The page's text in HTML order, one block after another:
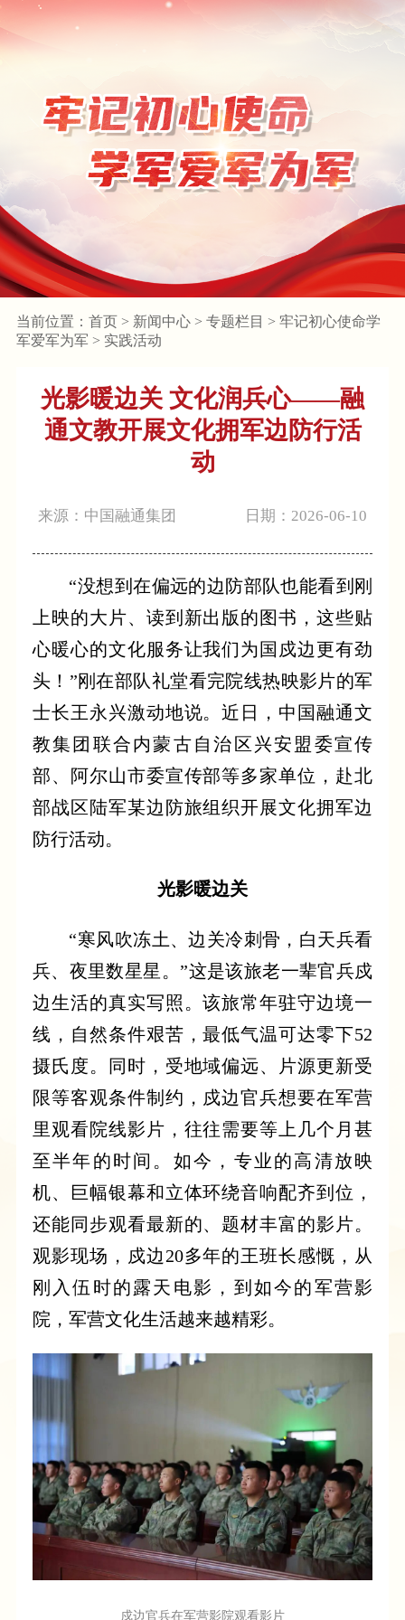
当前位置： 首页> 新闻中心> 专题栏目 > 牢记初心使命学
军爱军为军 > 实践活动
光影暖边关 文化润兵心——融
通文教开展文化拥军边防行活
动
来源：中国融通集团 日期：2026-06-10
“没想到在偏远的边防部队也能看到刚
上映的大片、读到新出版的图书，这些贴
心暖心的文化服务让我们为国戍边更有劲
头！”刚在部队礼堂看完院线热映影片的军
士长王永兴激动地说。近日，中国融通文
教集团联合内蒙古自治区兴安盟委宣传
部、阿尔山市委宣传部等多家单位，赴北
部战区陆军某边防旅组织开展文化拥军边
防行活动。
光影暖边关
“寒风吹冻土、边关冷刺骨，白天兵看
兵、夜里数星星。”这是该旅老一辈官兵戍
边生活的真实写照。该旅常年驻守边境一
线，自然条件艰苦，最低气温可达零下52
摄氏度。同时，受地域偏远、片源更新受
限等客观条件制约，戍边官兵想要在军营
里观看院线影片，往往需要等上几个月甚
至半年的时间。如今，专业的高清放映
机、巨幅银幕和立体环绕音响配齐到位，
还能同步观看最新的、题材丰富的影片。
观影现场，戍边20多年的王班长感慨，从
刚入伍时的露天电影，到如今的军营影
院，军营文化生活越来越精彩。
戍边官兵在军营影院观看影片